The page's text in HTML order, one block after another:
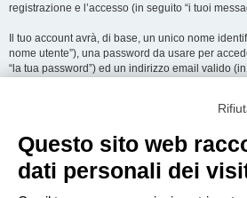
registrazione e l’accesso (in seguito “i tuoi
Il tuo account avrà, di base, un unico nome
nome utente”), una password da usare per
“la tua password”) ed un indirizzo email valido
alle informazioni di nome utente, password ed
obbligatoria o opzionale, è a totale discrezione di
hai la possibilità di selezionare quali delle
essere rese pubbliche. All’interno del tuo
Questo sito web
dati personali dei